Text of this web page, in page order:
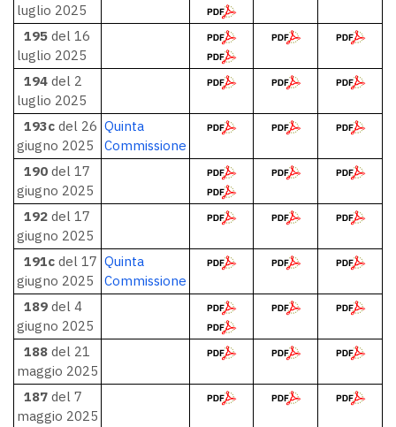
luglio 2025
195 del 16
luglio 2025
194 del 2
luglio 2025
193c del 26
giugno 2025
Quinta
Commissione
190 del 17
giugno 2025
192 del 17
giugno 2025
191c del 17
giugno 2025
Quinta
Commissione
189 del 4
giugno 2025
188 del 21
maggio 2025
187 del 7
maggio 2025